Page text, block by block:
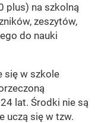
plus) na szkolną
zeszytów,
do nauki
się w szkole
lat. Środki nie są
uczą się w tzw.